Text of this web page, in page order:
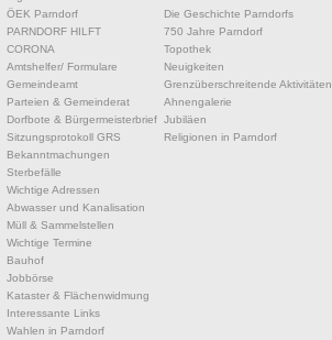
ÖEK Parndorf
PARNDORF HILFT
CORONA
Amtshelfer/ Formulare
Gemeindeamt
Parteien & Gemeinderat
Dorfbote & Bürgermeisterbrief
Sitzungsprotokoll GRS
Bekanntmachungen
Sterbefälle
Wichtige Adressen
Abwasser und Kanalisation
Müll & Sammelstellen
Wichtige Termine
Bauhof
Jobbörse
Kataster & Flächenwidmung
Interessante Links
Wahlen in Parndorf
Die Geschichte Parndorfs
750 Jahre Parndorf
Topothek
Neuigkeiten
Grenzüberschreitende Aktivitäten
Ahnengalerie
Jubiläen
Religionen in Parndorf